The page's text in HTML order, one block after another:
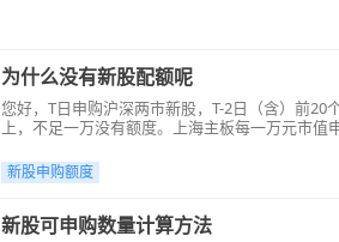
为什么没有新股配额呢
您好，T日申购沪深两市新股，T-2日（含）前
上，不足一万没有额度。上海主板每一万元市
http://info.hx168.com.cn/main/a/20170520/
新股申购额度
新股可申购数量计算方法